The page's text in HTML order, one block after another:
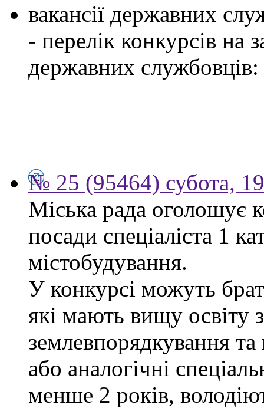
вакансії державних
- перелік конкурсів на
державних службовців:
№ 25 (95464) субота,
Міська рада оголошує
посади спеціаліста 1
містобудування.
У конкурсі можуть
які мають вищу освіту
землевпорядкування
або аналогічні
менше 2 років,